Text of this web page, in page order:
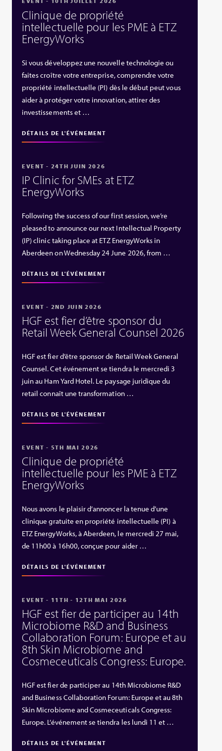
Clinique de propriété
intellectuelle pour les PME à ETZ
EnergyWorks
Si vous développez une nouvelle technologie ou
faites croître votre entreprise, comprendre votre
propriété intellectuelle (PI) dès le début peut vous
aider à protéger votre innovation, attirer des
investissements et …
DÉTAILS DE L'ÉVÉNEMENT
EVENT - 24TH JUIN 2026
IP Clinic for SMEs at ETZ
EnergyWorks
Following the success of our first session, we’re
pleased to announce our next Intellectual Property
(IP) clinic taking place at ETZ EnergyWorks in
Aberdeen on Wednesday 24 June 2026, from …
DÉTAILS DE L'ÉVÉNEMENT
EVENT - 2ND JUIN 2026
HGF est fier d’être sponsor du
Retail Week General Counsel 2026
HGF est fier d’être sponsor de Retail Week General
Counsel. Cet événement se tiendra le mercredi 3
juin au Ham Yard Hotel. Le paysage juridique du
retail connaît une transformation …
DÉTAILS DE L'ÉVÉNEMENT
EVENT - 5TH MAI 2026
Clinique de propriété
intellectuelle pour les PME à ETZ
EnergyWorks
Nous avons le plaisir d’annoncer la tenue d’une
clinique gratuite en propriété intellectuelle (PI) à
ETZ EnergyWorks, à Aberdeen, le mercredi 27 mai,
de 11h00 à 16h00, conçue pour aider …
DÉTAILS DE L'ÉVÉNEMENT
EVENT - 11TH - 12TH MAI 2026
HGF est fier de participer au 14th
Microbiome R&D and Business
Collaboration Forum: Europe et au
8th Skin Microbiome and
Cosmeceuticals Congress: Europe.
HGF est fier de participer au 14th Microbiome R&D
and Business Collaboration Forum: Europe et au 8th
Skin Microbiome and Cosmeceuticals Congress:
Europe. L’événement se tiendra les lundi 11 et …
DÉTAILS DE L'ÉVÉNEMENT